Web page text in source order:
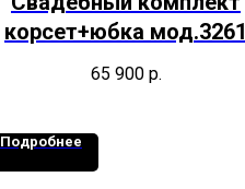
корсет+юбка мод.3261
65 900 р.
Подробнее